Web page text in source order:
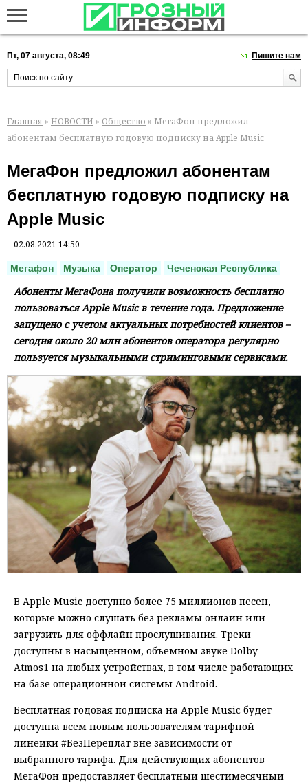
Пт, 07 августа, 08:49 Пишите нам
Главная » НОВОСТИ » Общество » МегаФон предложил
абонентам бесплатную годовую подписку на Apple Music
МегаФон предложил абонентам
бесплатную годовую подписку на
Apple Music
02.08.2021 14:50
Мегафон Музыка Оператор Чеченская Республика
Абоненты МегаФона получили возможность бесплатно
пользоваться Apple Music в течение года. Предложение
запущено с учетом актуальных потребностей клиентов –
сегодня около 20 млн абонентов оператора регулярно
пользуется музыкальными стриминговыми сервисами.
В Apple Music доступно более 75 миллионов песен,
которые можно слушать без рекламы онлайн или
загрузить для оффлайн прослушивания. Треки
доступны в насыщенном, объемном звуĸе Dolby
Atmos1 на любых устройствах, в том числе работающих
на базе операционной системы Android.
Бесплатная годовая подписка на Apple Music будет
доступна всем новым пользователям тарифной
линейки #БезПереплат вне зависимости от
выбранного тарифа. Для действующих абонентов
МегаФон предоставляет бесплатный шестимесячный